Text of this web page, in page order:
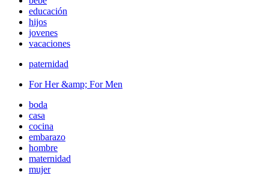
educación
hijos
jovenes
vacaciones
paternidad
For Her &amp; For Men
boda
casa
cocina
embarazo
hombre
maternidad
mujer